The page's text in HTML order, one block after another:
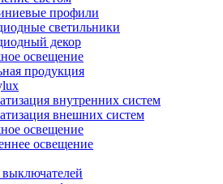
профили
светильники
декор
освещение
продукция
внутренних систем
внешних систем
освещение
освещение